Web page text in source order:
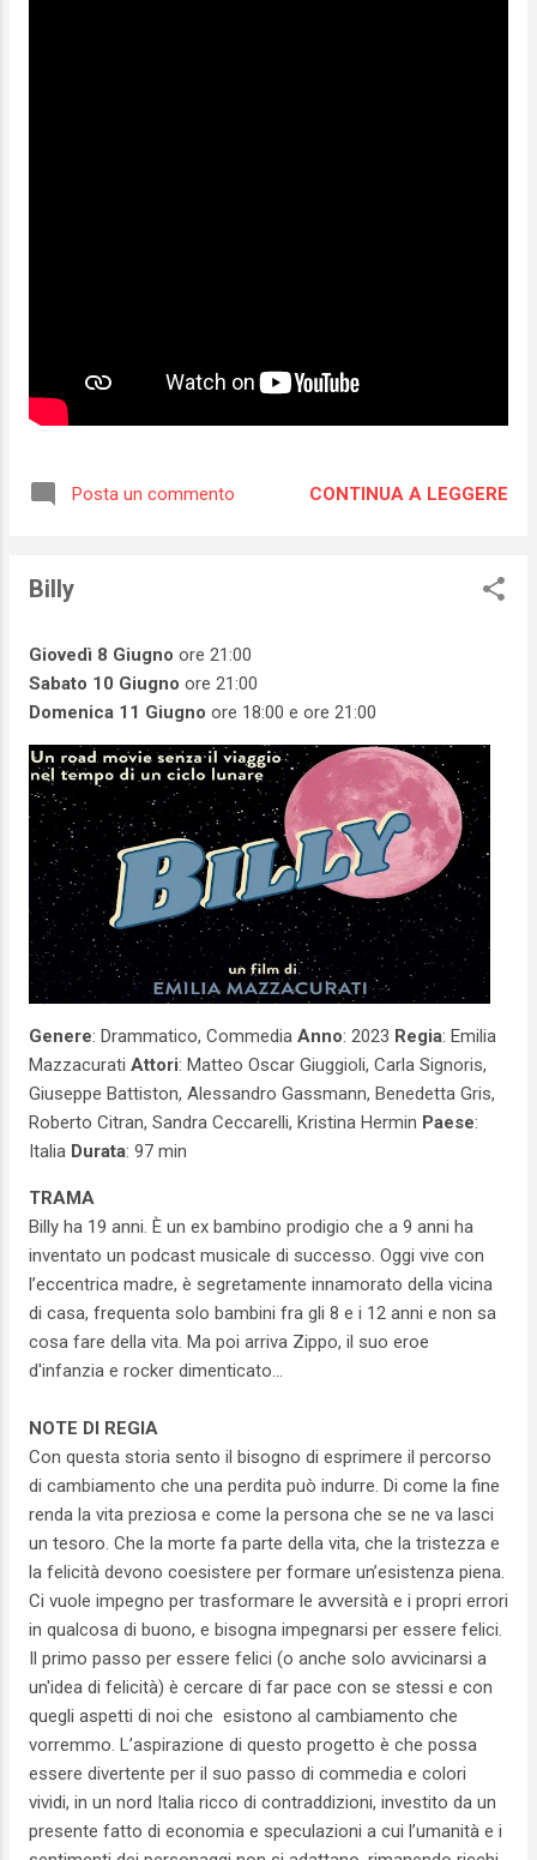
Posta un commento CONTINUA A LEGGERE
Billy
Giovedì 8 Giugno ore 21:00
Sabato 10 Giugno ore 21:00
Domenica 11 Giugno ore 18:00 e ore 21:00
Genere: Drammatico, Commedia Anno: 2023 Regia: Emilia
Mazzacurati Attori: Matteo Oscar Giuggioli, Carla Signoris,
Giuseppe Battiston, Alessandro Gassmann, Benedetta Gris,
Roberto Citran, Sandra Ceccarelli, Kristina Hermin Paese:
Italia Durata: 97 min
TRAMA
Billy ha 19 anni. È un ex bambino prodigio che a 9 anni ha
inventato un podcast musicale di successo. Oggi vive con
l’eccentrica madre, è segretamente innamorato della vicina
di casa, frequenta solo bambini fra gli 8 e i 12 anni e non sa
cosa fare della vita. Ma poi arriva Zippo, il suo eroe
d'infanzia e rocker dimenticato...
NOTE DI REGIA
Con questa storia sento il bisogno di esprimere il percorso
di cambiamento che una perdita può indurre. Di come la fine
renda la vita preziosa e come la persona che se ne va lasci
un tesoro. Che la morte fa parte della vita, che la tristezza e
la felicità devono coesistere per formare un’esistenza piena.
Ci vuole impegno per trasformare le avversità e i propri errori
in qualcosa di buono, e bisogna impegnarsi per essere felici.
Il primo passo per essere felici (o anche solo avvicinarsi a
un'idea di felicità) è cercare di far pace con se stessi e con
quegli aspetti di noi che esistono al cambiamento che
vorremmo. L’aspirazione di questo progetto è che possa
essere divertente per il suo passo di commedia e colori
vividi, in un nord Italia ricco di contraddizioni, investito da un
presente fatto di economia e speculazioni a cui l’umanità e i